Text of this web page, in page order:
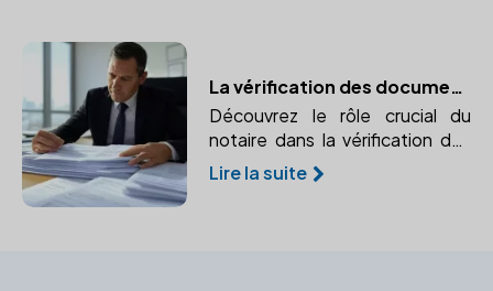
La vérification des documents immobiliers par le notaire
Découvrez le rôle crucial du
notaire dans la vérification des
documents immobiliers pour
garantir la conformité et la
Lire la suite